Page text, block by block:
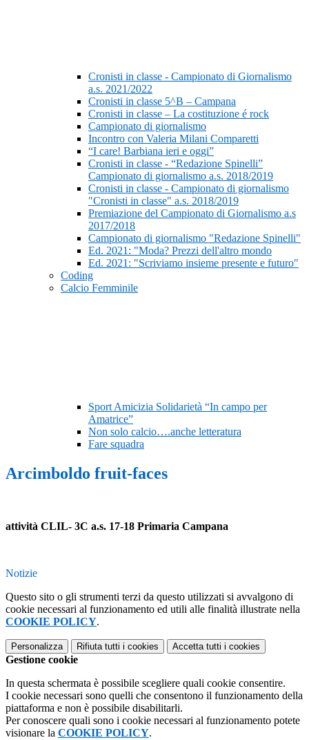
Cronisti in classe - Campionato di Giornalismo
a.s. 2021/2022
Cronisti in classe 5^B – Campana
Cronisti in classe – La costituzione é rock
Campionato di giornalismo
Incontro con Valeria Milani Comparetti
“I care! Barbiana ieri e oggi”
Cronisti in classe - “Redazione Spinelli”
Campionato di giornalismo a.s. 2018/2019
Cronisti in classe - Campionato di giornalismo
"Cronisti in classe" a.s. 2018/2019
Premiazione del Campionato di Giornalismo a.s
2017/2018
Campionato di giornalismo "Redazione Spinelli"
Ed. 2021: "Moda? Prezzi dell'altro mondo
Ed. 2021: "Scriviamo insieme presente e futuro"
Coding
Calcio Femminile
Sport Amicizia Solidarietà “In campo per
Amatrice”
Non solo calcio….anche letteratura
Fare squadra
Arcimboldo fruit-faces
attività CLIL- 3C a.s. 17-18 Primaria Campana
Notizie
Questo sito o gli strumenti terzi da questo utilizzati si avvalgono di
cookie necessari al funzionamento ed utili alle finalità illustrate nella
COOKIE POLICY.
Personalizza Rifiuta tutti i cookies Accetta tutti i cookies
Gestione cookie
In questa schermata è possibile scegliere quali cookie consentire.
I cookie necessari sono quelli che consentono il funzionamento della
piattaforma e non è possibile disabilitarli.
Per conoscere quali sono i cookie necessari al funzionamento potete
visionare la COOKIE POLICY.